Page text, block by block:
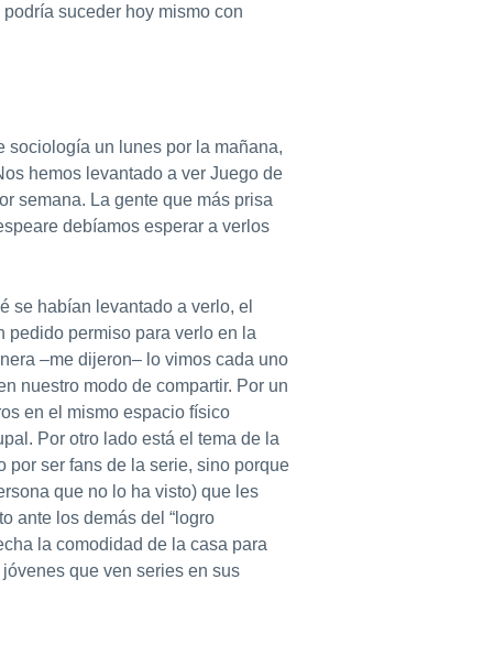
suceder hoy mismo con
sociología un lunes por la mañana,
hemos levantado a ver Juego de
semana. La gente que más prisa
debíamos esperar a verlos
se habían levantado a verlo, el
pedido permiso para verlo en la
–me dijeron– lo vimos cada uno
nuestro modo de compartir. Por un
en el mismo espacio físico
Por otro lado está el tema de la
por ser fans de la serie, sino porque
que no lo ha visto) que les
ante los demás del “logro
la comodidad de la casa para
que ven series en sus